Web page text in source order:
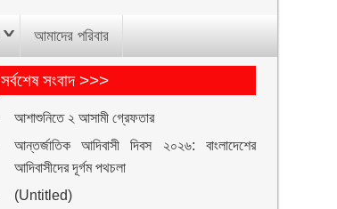
আমাদের পরিবার
সর্বশেষ সংবাদ >>>
আশাশুনিতে ২ আসামী গ্রেফতার
আন্তর্জাতিক আদিবাসী দিবস ২০২৬: বাংলাদেশের
আদিবাসীদের দূর্গম পথচলা
(Untitled)